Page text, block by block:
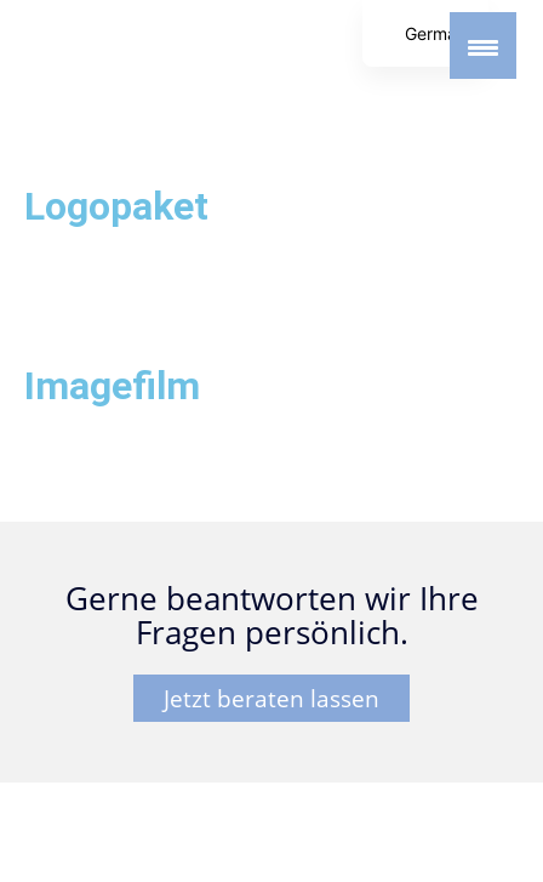
Logopaket
Imagefilm
Gerne beantworten wir Ihre
Fragen persönlich.
Jetzt beraten lassen
German